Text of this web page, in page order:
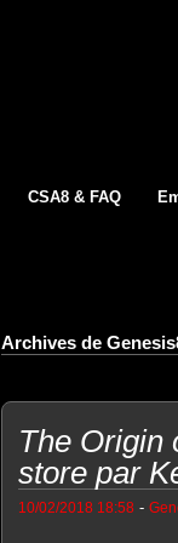
CSA8 & FAQ
Archives de
The Origin
store par
10/02/2018 18:58 -